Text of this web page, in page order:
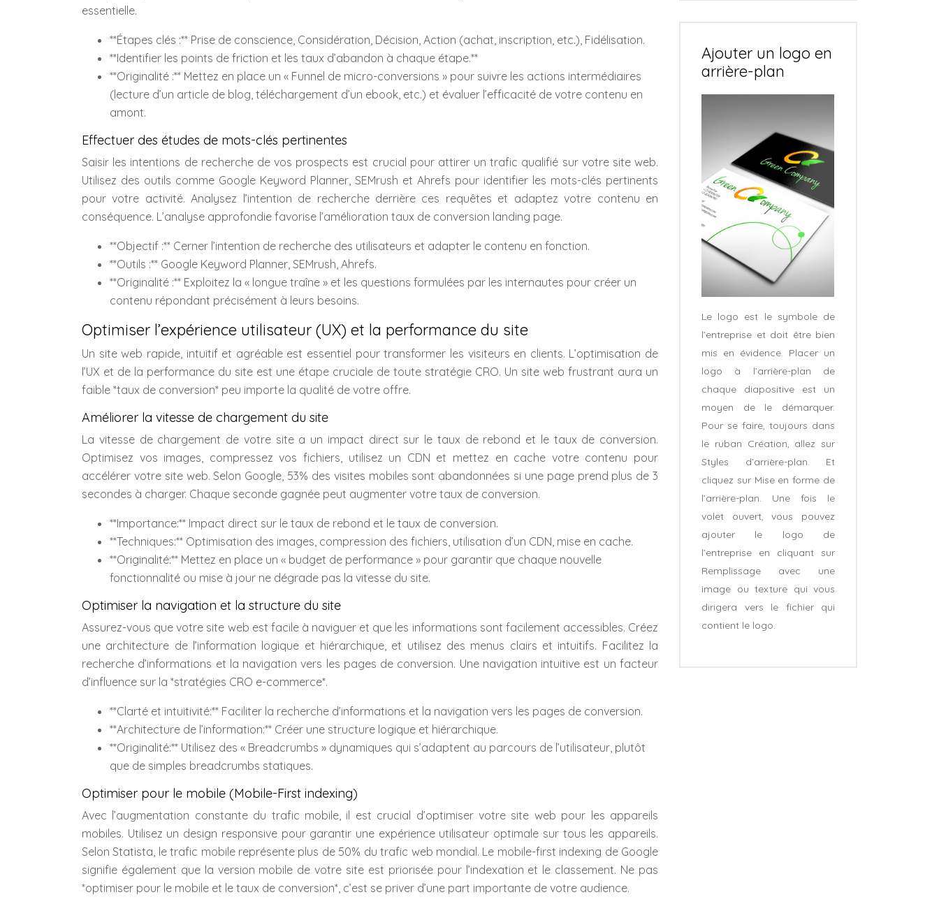
essentielle.
**Étapes clés :** Prise de conscience, Considération, Décision, Action (achat, inscription, etc.), Fidélisation.
**Identifier les points de friction et les taux d’abandon à chaque étape.**
**Originalité :** Mettez en place un « Funnel de micro-conversions » pour suivre les actions intermédiaires
(lecture d’un article de blog, téléchargement d’un ebook, etc.) et évaluer l’efficacité de votre contenu en
amont.
Effectuer des études de mots-clés pertinentes
Saisir les intentions de recherche de vos prospects est crucial pour attirer un trafic qualifié sur votre site web.
Utilisez des outils comme Google Keyword Planner, SEMrush et Ahrefs pour identifier les mots-clés pertinents
pour votre activité. Analysez l’intention de recherche derrière ces requêtes et adaptez votre contenu en
conséquence. L’analyse approfondie favorise l’amélioration taux de conversion landing page.
**Objectif :** Cerner l’intention de recherche des utilisateurs et adapter le contenu en fonction.
**Outils :** Google Keyword Planner, SEMrush, Ahrefs.
**Originalité :** Exploitez la « longue traîne » et les questions formulées par les internautes pour créer un
contenu répondant précisément à leurs besoins.
Optimiser l’expérience utilisateur (UX) et la performance du site
Un site web rapide, intuitif et agréable est essentiel pour transformer les visiteurs en clients. L’optimisation de
l’UX et de la performance du site est une étape cruciale de toute stratégie CRO. Un site web frustrant aura un
faible *taux de conversion* peu importe la qualité de votre offre.
Améliorer la vitesse de chargement du site
La vitesse de chargement de votre site a un impact direct sur le taux de rebond et le taux de conversion.
Optimisez vos images, compressez vos fichiers, utilisez un CDN et mettez en cache votre contenu pour
accélérer votre site web. Selon Google, 53% des visites mobiles sont abandonnées si une page prend plus de 3
secondes à charger. Chaque seconde gagnée peut augmenter votre taux de conversion.
**Importance:** Impact direct sur le taux de rebond et le taux de conversion.
**Techniques:** Optimisation des images, compression des fichiers, utilisation d’un CDN, mise en cache.
**Originalité:** Mettez en place un « budget de performance » pour garantir que chaque nouvelle
fonctionnalité ou mise à jour ne dégrade pas la vitesse du site.
Optimiser la navigation et la structure du site
Assurez-vous que votre site web est facile à naviguer et que les informations sont facilement accessibles. Créez
une architecture de l’information logique et hiérarchique, et utilisez des menus clairs et intuitifs. Facilitez la
recherche d’informations et la navigation vers les pages de conversion. Une navigation intuitive est un facteur
d’influence sur la *stratégies CRO e-commerce*.
**Clarté et intuitivité:** Faciliter la recherche d’informations et la navigation vers les pages de conversion.
**Architecture de l’information:** Créer une structure logique et hiérarchique.
**Originalité:** Utilisez des « Breadcrumbs » dynamiques qui s’adaptent au parcours de l’utilisateur, plutôt
que de simples breadcrumbs statiques.
Optimiser pour le mobile (Mobile-First indexing)
Avec l’augmentation constante du trafic mobile, il est crucial d’optimiser votre site web pour les appareils
mobiles. Utilisez un design responsive pour garantir une expérience utilisateur optimale sur tous les appareils.
Selon Statista, le trafic mobile représente plus de 50% du trafic web mondial. Le mobile-first indexing de Google
signifie également que la version mobile de votre site est priorisée pour l’indexation et le classement. Ne pas
*optimiser pour le mobile et le taux de conversion*, c’est se priver d’une part importante de votre audience.
Ajouter un logo en
arrière-plan
Le logo est le symbole de
l’entreprise et doit être bien
mis en évidence. Placer un
logo à l’arrière-plan de
chaque diapositive est un
moyen de le démarquer.
Pour se faire, toujours dans
le ruban Création, allez sur
Styles d’arrière-plan. Et
cliquez sur Mise en forme de
l’arrière-plan. Une fois le
volet ouvert, vous pouvez
ajouter le logo de
l’entreprise en cliquant sur
Remplissage avec une
image ou texture qui vous
dirigera vers le fichier qui
contient le logo.